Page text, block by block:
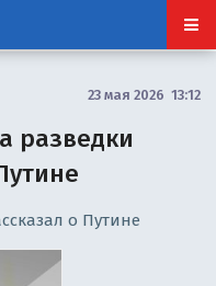
23 мая 2026 13:12
разведки
о Путине